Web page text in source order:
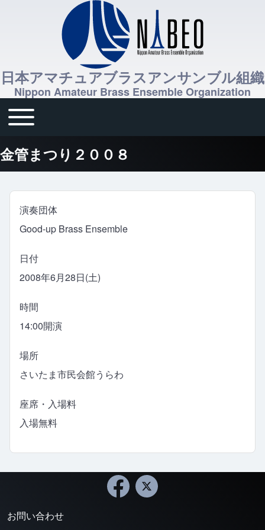
日本アマチュアブラスアンサンブル組織
Nippon Amateur Brass Ensemble Organization
メインナビゲーション
Toggle main menu
金管まつり２００８
演奏団体
Good-up Brass Ensemble
日付
2008年6月28日(土)
時間
14:00開演
場所
さいたま市民会館うらわ
座席・入場料
入場無料
Footer menu
お問い合わせ